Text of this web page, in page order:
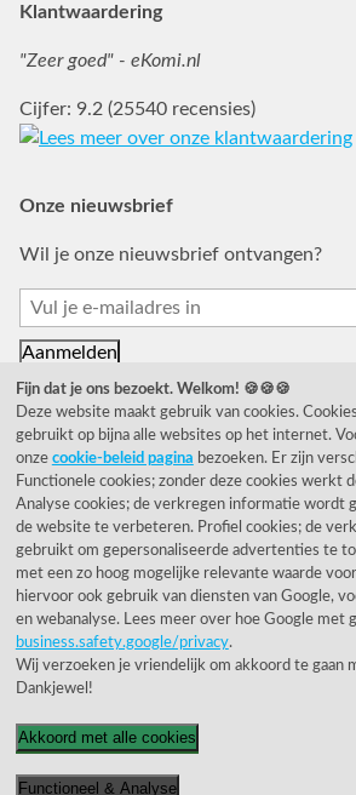
Klantwaardering
"Zeer goed" - eKomi.nl
Cijfer: 9.2 (25540 recensies)
Onze nieuwsbrief
Wil je onze nieuwsbrief ontvangen?
© 1955 - 2026 Rietveld
Fijn dat je ons bezoekt. Welkom! 🍪🍪🍪
Deze website maakt gebruik van cookies.
gebruikt op bijna alle websites op het internet.
onze cookie-beleid pagina bezoeken. Er zijn
Functionele cookies; zonder deze cookies werkt
Analyse cookies; de verkregen informatie wordt
de website te verbeteren. Profiel cookies; de
gebruikt om gepersonaliseerde advertenties te
met een zo hoog mogelijke relevante waarde
hiervoor ook gebruik van diensten van Google,
en webanalyse. Lees meer over hoe Google met
business.safety.google/privacy.
Wij verzoeken je vriendelijk om akkoord te gaan
Dankjewel!
Akkoord met alle cookies
Functioneel & Analyse